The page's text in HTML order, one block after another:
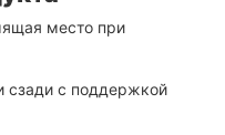
место при
сзади с поддержкой